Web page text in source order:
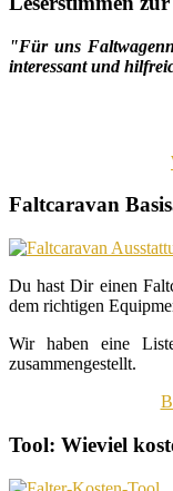
"Für uns
interessant und
Faltcaravan
Du hast Dir einen
dem richtigen
Wir haben eine
zusammengestellt.
Tool: Wieviel